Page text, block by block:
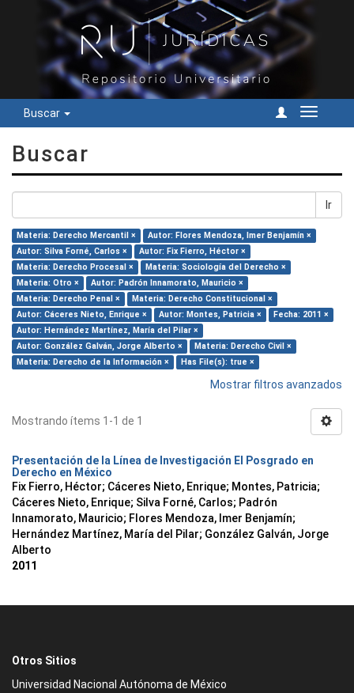
Buscar
Cambiar
Buscar
Ir
Materia: Derecho Mercantil ×
Autor: Flores Mendoza, Imer Benjamín ×
Autor: Silva Forné, Carlos ×
Autor: Fix Fierro, Héctor ×
Materia: Derecho Procesal ×
Materia: Sociología del Derecho ×
Materia: Otro ×
Autor: Padrón Innamorato, Mauricio ×
Materia: Derecho Penal ×
Materia: Derecho Constitucional ×
Autor: Cáceres Nieto, Enrique ×
Autor: Montes, Patricia ×
Fecha: 2011 ×
Autor: Hernández Martínez, María del Pilar ×
Autor: González Galván, Jorge Alberto ×
Materia: Derecho Civil ×
Materia: Derecho de la Información ×
Has File(s): true ×
Mostrar filtros avanzados
Mostrando ítems 1-1 de 1
Presentación de la Línea de Investigación El Posgrado en
Derecho en México
Fix Fierro, Héctor; Cáceres Nieto, Enrique; Montes, Patricia;
Cáceres Nieto, Enrique; Silva Forné, Carlos; Padrón
Innamorato, Mauricio; Flores Mendoza, Imer Benjamín;
Hernández Martínez, María del Pilar; González Galván, Jorge
Alberto
2011
Otros Sitios
Universidad Nacional Autónoma de México